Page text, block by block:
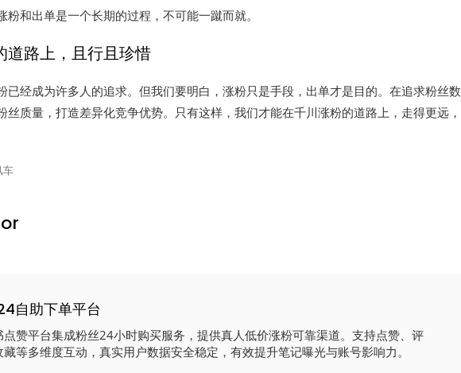
和出单是一个长期的过程，不可能一蹴而就。
道路上，且行且珍惜
已经成为许多人的追求。但我们要明白，涨粉只是手段，出单才是目的。在追求粉丝数
丝质量，打造差异化竞争优势。只有这样，我们才能在千川涨粉的道路上，走得更远，
车
自助下单平台
点赞平台集成粉丝24小时购买服务，提供真人低价涨粉可靠渠道。支持点赞、评
藏等多维度互动，真实用户数据安全稳定，有效提升笔记曝光与账号影响力。